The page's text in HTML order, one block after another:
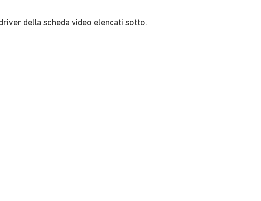
della scheda video elencati sotto.